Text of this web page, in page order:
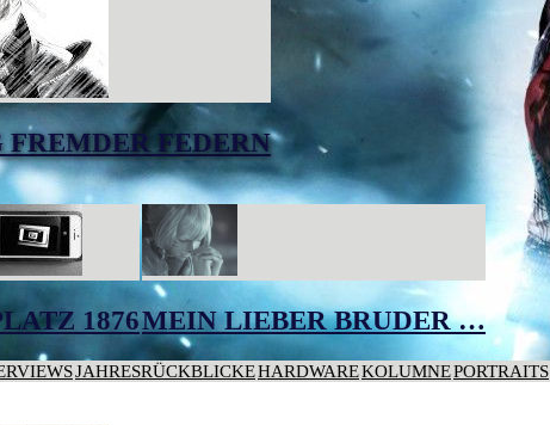
FREMDER FEDERN
1876MEIN LIEBER BRUDER …
JAHRESRÜCKBLICKEHARDWAREKOLUMNEPORTRAITS